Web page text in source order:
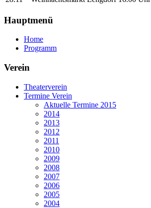
Hauptmenü
Home
Programm
Verein
Theaterverein
Termine Verein
Aktuelle Termine 2015
2014
2013
2012
2011
2010
2009
2008
2007
2006
2005
2004